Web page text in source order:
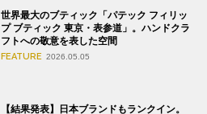
世界最大のブティック「パテック フィリッ
プ ブティック 東京・表参道」。ハンドクラ
フトへの敬意を表した空間
FEATURE 2026.05.05
【結果発表】日本ブランドもランクイン。